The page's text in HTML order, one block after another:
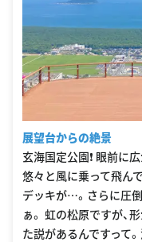
展望台からの絶景
玄海国定公園❗️ 眼前に
悠々と風に乗って飛ん
デッキが…。さらに圧
ぁ。 虹の松原ですが、
た説があるんですって